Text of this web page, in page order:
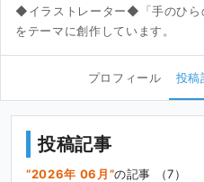
◆イラストレーター◆「手のひら
をテーマに創作しています。
プロフィール 投稿
投稿記事
2026年 06月 の記事 （7）